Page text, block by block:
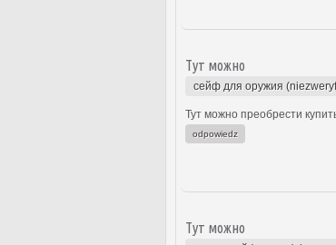
Тут можно
сейф для оружия
Тут можно преобрести
odpowiedz
Тут можно